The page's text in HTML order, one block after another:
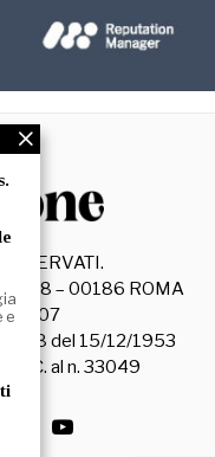
78 – 00186 ROMA
3628 del 15/12/1953
al n. 33049
e